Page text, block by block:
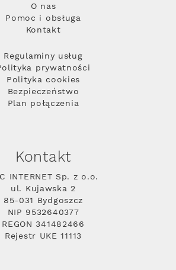
O nas
Pomoc i obsługa
Kontakt
Regulaminy usług
prywatności
Polityka cookies
Bezpieczeństwo
Plan połączenia
Kontakt
INTERNET Sp. z o.o.
ul. Kujawska 2
85-031 Bydgoszcz
NIP 9532640377
REGON 341482466
Rejestr UKE 11113